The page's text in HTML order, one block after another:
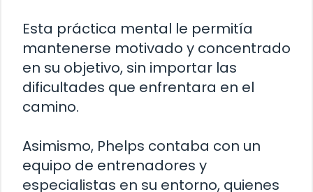
Esta práctica mental le permitía
mantenerse motivado y concentrado
en su objetivo, sin importar las
dificultades que enfrentara en el
camino.
Asimismo, Phelps contaba con un
equipo de entrenadores y
especialistas en su entorno, quienes